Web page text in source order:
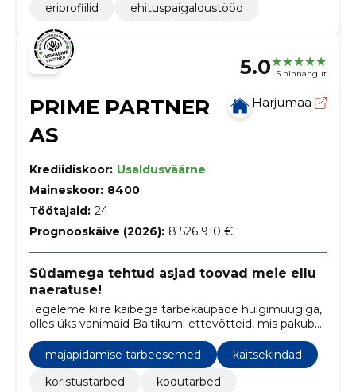
eriprofiilid
ehituspaigaldustööd
5.0 5 hinnangut
PRIME PARTNER
AS
Harjumaa
Krediidiskoor: Usaldusväärne
Maineskoor: 8400
Töötajaid: 24
Prognooskäive (2026): 8 526 910 €
Südamega tehtud asjad toovad meie ellu
naeratuse!
Tegeleme kiire käibega tarbekaupade hulgimüügiga,
olles üks vanimaid Baltikumi ettevõtteid, mis pakub
mitmekülgset tootevalikut oma kaubamärkide
kaudu, näiteks Smile®, Elise®, McLean® ja Prime
Light®.
majapidamise tarbeesemed
kaitsekindad
koristustarbed
kodutarbed